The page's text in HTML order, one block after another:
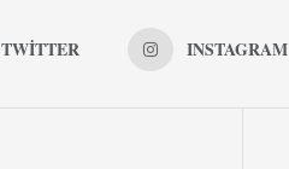
TWITTER INSTAGRAM